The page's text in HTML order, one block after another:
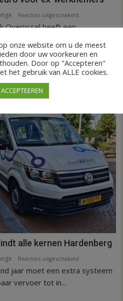
Reacties uitgeschakeld
euro
voor
ex-
Overijssel heeft een
Painting) veroordeeld tot
alle kernen Hardenberg
Reacties uitgeschakeld
Nieuw
jaar moet een extra systeem
vervoer tot in...
onze website om u de meest
door uw voorkeuren en
Door op "Accepteren"
het gebruik van ALLE cookies.
ACCEPTEEREN